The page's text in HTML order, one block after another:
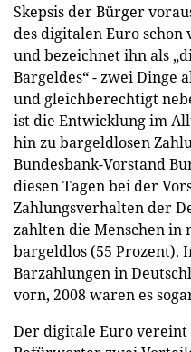
Skepsis der Bürger
des digitalen Euro schon
und bezeichnet ihn als
Bargeldes“ - zwei Dinge
und gleichberechtigt
ist die Entwicklung im
hin zu bargeldlosen
Bundesbank-Vorstand
diesen Tagen bei der
Zahlungsverhalten der
zahlten die Menschen in
bargeldlos (55 Prozent).
Barzahlungen in
vorn, 2008 waren es
Der digitale Euro vereint